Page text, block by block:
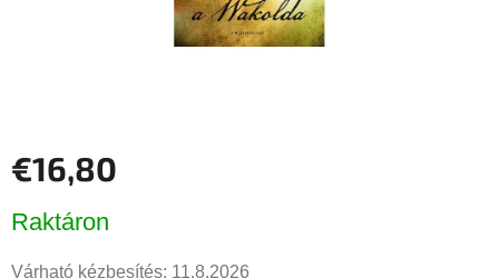
€16,80
Raktáron
Várható kézbesítés: 11.8.2026